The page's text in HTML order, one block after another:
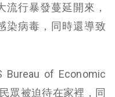
行暴發蔓延開來，
染病毒，同時還導致
of Economic
眾被迫待在家裡，同